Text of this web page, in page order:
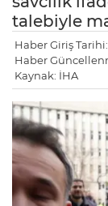
talebiyle
Haber Giriş Tarihi:
Haber
Kaynak: İHA